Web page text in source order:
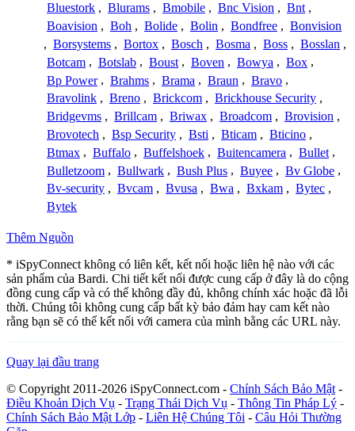
Bluestork , Blurams , Bmobile , Bnc Vision , Bnt ,
Boavision , Boh , Bolide , Bolin , Bondfree , Bonvision
, Borsystems , Bortox , Bosch , Bosma , Boss , Bosslan ,
Botcam , Botslab , Boust , Boven , Bowya , Box ,
Bp Power , Brahms , Brama , Braun , Bravo ,
Bravolink , Breno , Brickcom , Brickhouse Security ,
Bridgevms , Brillcam , Briwax , Broadcom , Brovision ,
Brovotech , Bsp Security , Bsti , Bticam , Bticino ,
Btmax , Buffalo , Buffelshoek , Buitencamera , Bullet ,
Bulletzoom , Bullwark , Bush Plus , Buyee , Bv Globe ,
Bv-security , Bvcam , Bvusa , Bwa , Bxkam , Bytec ,
Bytek
Thêm Nguồn
* iSpyConnect không có liên kết, kết nối hoặc liên hệ nào với các
sản phẩm của Bardi. Chi tiết kết nối được cung cấp ở đây là do cộng
đồng cung cấp và có thể không đầy đủ, không chính xác hoặc đã lỗi
thời. Chúng tôi không cung cấp bất kỳ bảo đảm hay cam kết nào
rằng bạn sẽ có thể kết nối với camera của mình bằng các URL này.
Quay lại đầu trang
© Copyright 2011-2026 iSpyConnect.com - Chính Sách Bảo Mật -
Điều Khoản Dịch Vụ - Trạng Thái Dịch Vụ - Thông Tin Pháp Lý -
Chính Sách Bảo Mật Lớp - Liên Hệ Chúng Tôi - Câu Hỏi Thường